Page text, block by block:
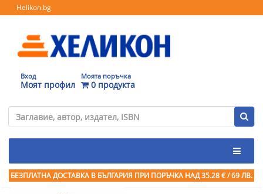
Helikon.bg
Вход
Моят профил
Моята поръчка
0 продукта
БЕЗПЛАТНА ДОСТАВКА В БЪЛГАРИЯ ПРИ ПОРЪЧКА НАД 35.28 € / 69 ЛВ.